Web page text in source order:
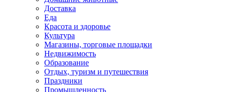
Доставка
Еда
Красота и здоровье
Культура
Магазины, торговые площадки
Недвижимость
Образование
Отдых, туризм и путешествия
Праздники
Промышленность